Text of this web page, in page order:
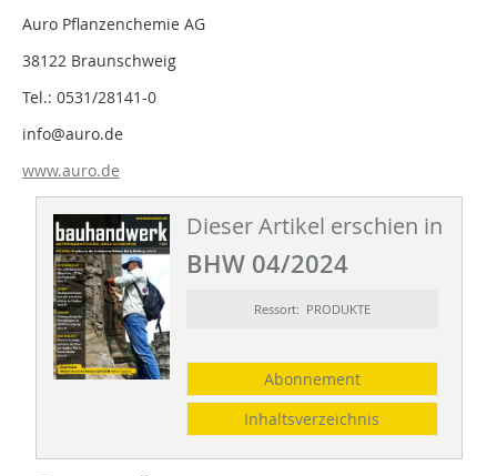
Auro Pflanzenchemie AG
38122 Braunschweig
Tel.: 0531/28141-0
info@auro.de
www.auro.de
Dieser Artikel erschien in
BHW 04/2024
Ressort: PRODUKTE
Abonnement
Inhaltsverzeichnis